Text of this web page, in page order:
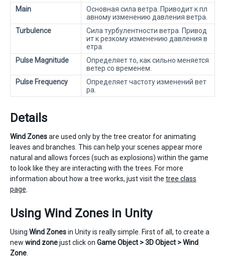
Main
Основная сила ветра. Приводит к пл
авному изменению давления ветра.
Turbulence
Сила турбулентности ветра. Привод
ит к резкому изменению давления в
етра.
Pulse Magnitude
Определяет то, как сильно меняется
ветер со временем.
Pulse Frequency
Определяет частоту изменений вет
ра.
Details
Wind Zonesare used only by the tree creator for animating
leaves and branches. This can help your scenes appear more
natural and allows forces (such as explosions) within the game
to look like they are interacting with the trees. For more
information about how a tree works, just visit the tree class
page
Using Wind Zones in Unity
Using Wind Zonesin Unity is really simple. First of all, to create a
new wind zonejust click on Game Object > 3D Object > Wind
Zone